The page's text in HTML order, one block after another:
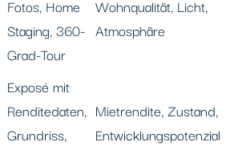
Fotos, Home
Staging, 360-
Grad-Tour
Wohnqualität, Licht,
Atmosphäre
Exposé mit
Renditedaten,
Grundriss,
Mietrendite, Zustand,
Entwicklungspotenzial